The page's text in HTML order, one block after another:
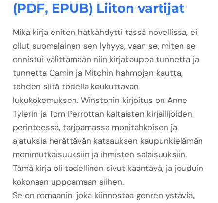
(PDF, EPUB) Liiton vartijat
Mikä kirja eniten hätkähdytti tässä novellissa, ei
ollut suomalainen sen lyhyys, vaan se, miten se
onnistui välittämään niin kirjakauppa tunnetta ja
tunnetta Camin ja Mitchin hahmojen kautta,
tehden siitä todella koukuttavan
lukukokemuksen. Winstonin kirjoitus on Anne
Tylerin ja Tom Perrottan kaltaisten kirjailijoiden
perinteessä, tarjoamassa monitahkoisen ja
ajatuksia herättävän katsauksen kaupunkielämän
monimutkaisuuksiin ja ihmisten salaisuuksiin.
Tämä kirja oli todellinen sivut kääntävä, ja jouduin
kokonaan uppoamaan siihen.
Se on romaanin, joka kiinnostaa genren ystäviä,